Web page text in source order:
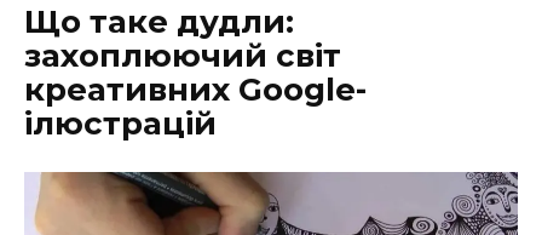
Що таке дудли:
захоплюючий світ
креативних Google-
ілюстрацій